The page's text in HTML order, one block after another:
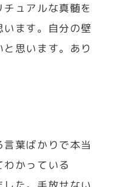
ュアルな真髄を
ます。自分の壁
思います。あり
葉ばかりで本当
かっている